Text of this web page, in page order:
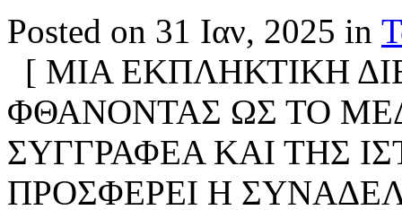
Posted on 31 Ιαν, 2025 in
[ ΜΙΑ ΕΚΠΛΗΚΤΙΚΗ
ΦΘΑΝΟΝΤΑΣ ΩΣ ΤΟ
ΣΥΓΓΡΑΦΕΑ ΚΑΙ ΤΗΣ
ΠΡΟΣΦΕΡΕΙ Η